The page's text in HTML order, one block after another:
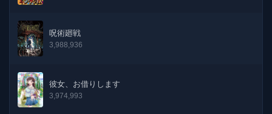
127話
126話
125話
124話
呪術廻戦
3,988,936
彼女、お借りします
3,974,993